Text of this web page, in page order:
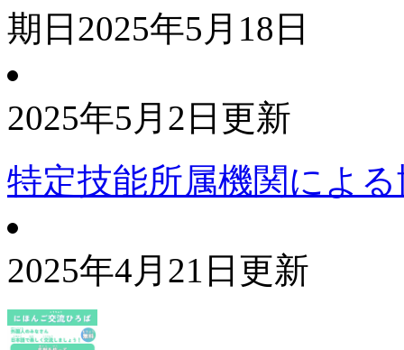
期日 2025年5月18日
2025年5月2日更新
特定技能所属機関によ
2025年4月21日更新